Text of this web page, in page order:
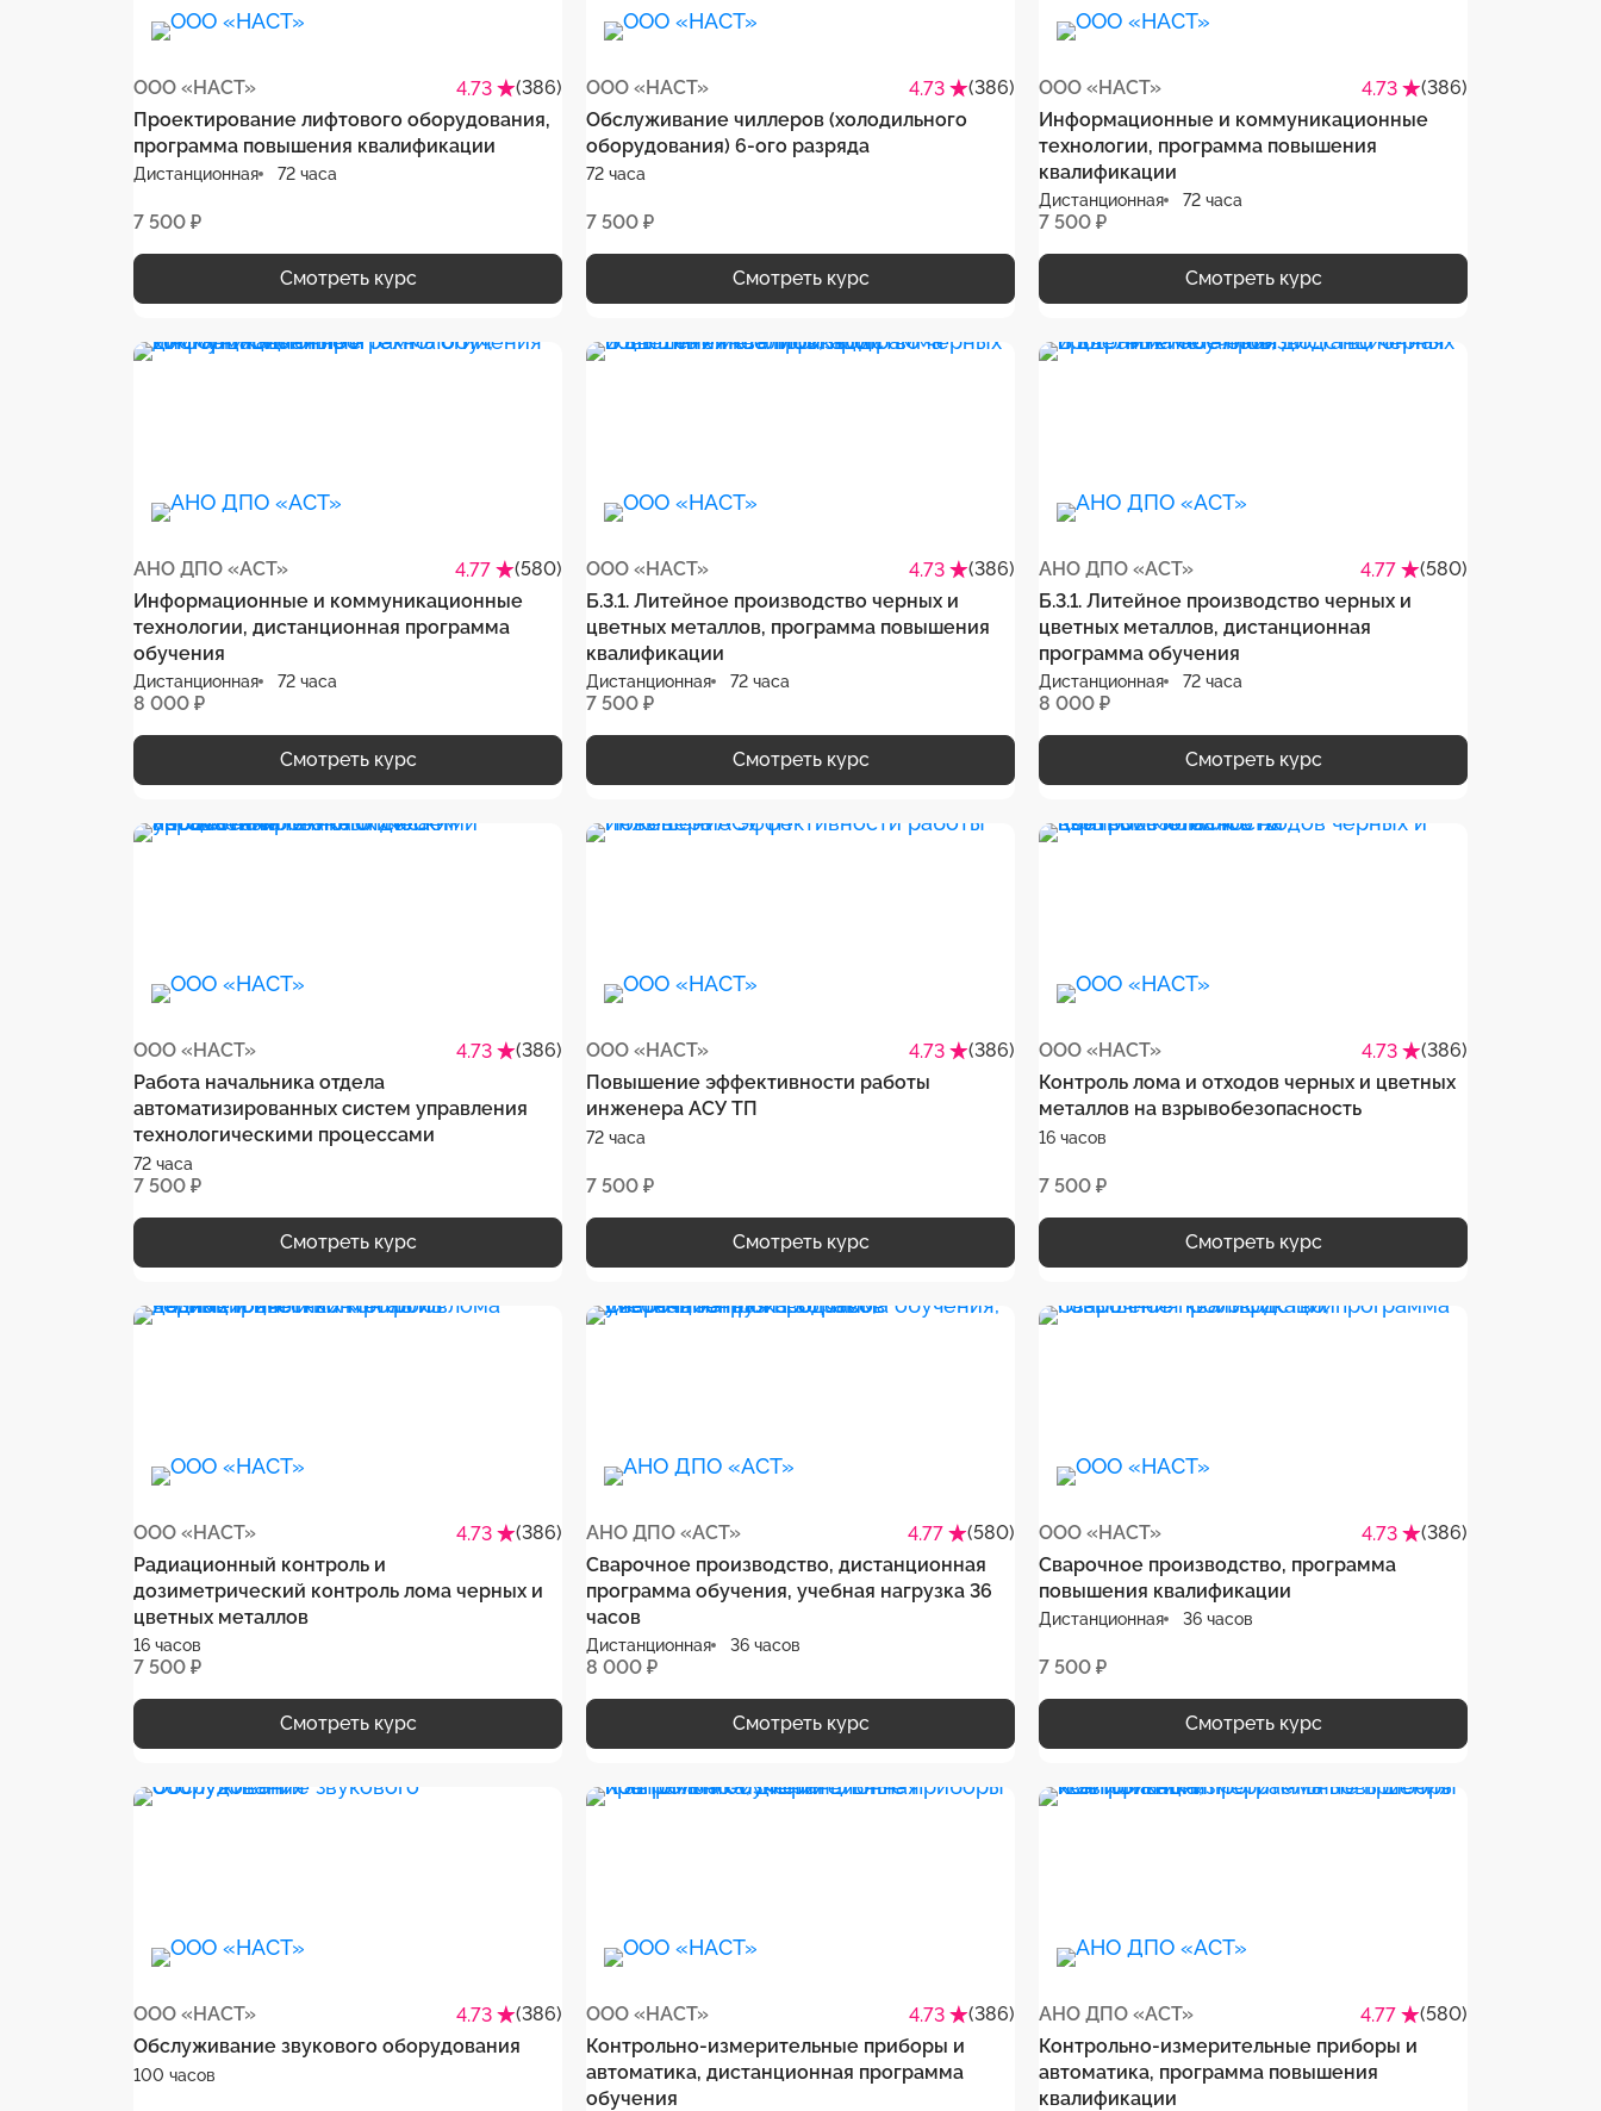
ООО «НАСТ» 4.73
(386)
Проектирование лифтового оборудования,
программа повышения квалификации
Дистанционная 72 часа
7 500 ₽
Смотреть курс
ООО «НАСТ» 4.73
(386)
Обслуживание чиллеров (холодильного
оборудования) 6-ого разряда
72 часа
7 500 ₽
Смотреть курс
ООО «НАСТ» 4.73
(386)
Информационные и коммуникационные
технологии, программа повышения
квалификации
Дистанционная 72 часа
7 500 ₽
Смотреть курс
АНО ДПО «АСТ» 4.77
(580)
Информационные и коммуникационные
технологии, дистанционная программа
обучения
Дистанционная 72 часа
8 000 ₽
Смотреть курс
ООО «НАСТ» 4.73
(386)
Б.3.1. Литейное производство черных и
цветных металлов, программа повышения
квалификации
Дистанционная 72 часа
7 500 ₽
Смотреть курс
АНО ДПО «АСТ» 4.77
(580)
Б.3.1. Литейное производство черных и
цветных металлов, дистанционная
программа обучения
Дистанционная 72 часа
8 000 ₽
Смотреть курс
ООО «НАСТ» 4.73
(386)
Работа начальника отдела
автоматизированных систем управления
технологическими процессами
72 часа
7 500 ₽
Смотреть курс
ООО «НАСТ» 4.73
(386)
Повышение эффективности работы
инженера АСУ ТП
72 часа
7 500 ₽
Смотреть курс
ООО «НАСТ» 4.73
(386)
Контроль лома и отходов черных и цветных
металлов на взрывобезопасность
16 часов
7 500 ₽
Смотреть курс
ООО «НАСТ» 4.73
(386)
Радиационный контроль и
дозиметрический контроль лома черных и
цветных металлов
16 часов
7 500 ₽
Смотреть курс
АНО ДПО «АСТ» 4.77
(580)
Сварочное производство, дистанционная
программа обучения, учебная нагрузка 36
часов
Дистанционная 36 часов
8 000 ₽
Смотреть курс
ООО «НАСТ» 4.73
(386)
Сварочное производство, программа
повышения квалификации
Дистанционная 36 часов
7 500 ₽
Смотреть курс
ООО «НАСТ» 4.73
(386)
Обслуживание звукового оборудования
100 часов
ООО «НАСТ» 4.73
(386)
Контрольно-измерительные приборы и
автоматика, дистанционная программа
обучения
АНО ДПО «АСТ» 4.77
(580)
Контрольно-измерительные приборы и
автоматика, программа повышения
квалификации